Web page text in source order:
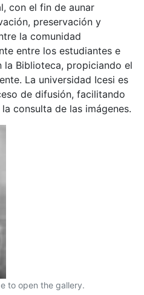
con el fin de aunar
preservación y
la comunidad
entre los estudiantes e
la Biblioteca, propiciando el
La universidad Icesi es
de difusión, facilitando
consulta de las imágenes.
to open the gallery.